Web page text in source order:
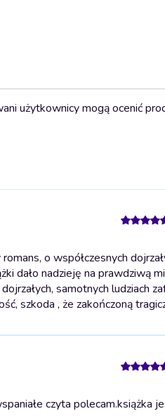
użytkownicy mogą ocenić
o współczesnych
dało nadzieję na prawdziwą
samotnych ludziach
szkoda , że zakończoną
czyta polecam.książka